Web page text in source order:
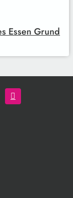
Essen Grund